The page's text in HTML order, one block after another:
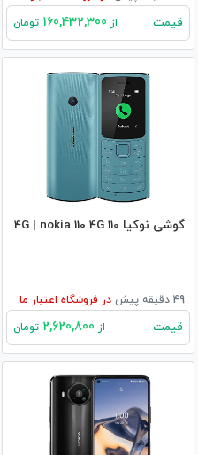
قیمت از تومان
گوشی نوکیا 110 4G | nokia 110 4G
49 دقیقه پیش در فروشگاه اعتبار ما
قیمت از تومان